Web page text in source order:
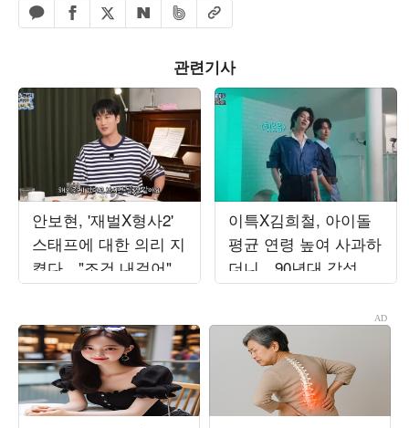
카카오톡 공유하기
페이스북 공유하기
엑스 공유하기
네이버 공유하기
밴드 공유하기
URL복사
관련기사
안보현, '재벌X형사2'
스태프에 대한 의리 지
켰다…"조건 내걸어"
상남자 면모 ('목요일
이특X김희철, 아이돌
평균 연령 높여 사과하
더니…90년대 감성 재
해석 ('트기트기 이특')